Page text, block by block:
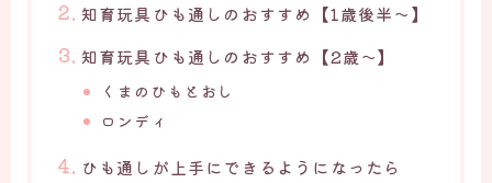
知育玩具ひも通しのおすすめ【1歳後半～】
知育玩具ひも通しのおすすめ【2歳～】
くまのひもとおし
ロンディ
ひも通しが上手にできるようになったら